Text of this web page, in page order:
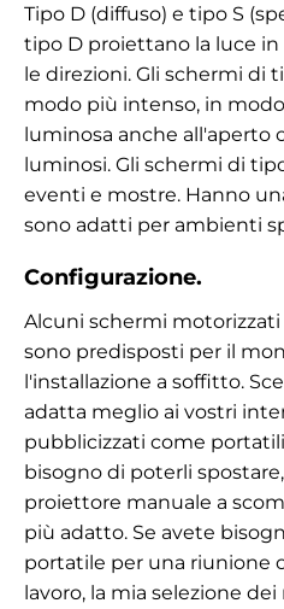
Tipo D (diffuso) e tipo S
tipo D proiettano la luce
le direzioni. Gli schermi di
modo più intenso, in
luminosa anche all'aperto
luminosi. Gli schermi di
eventi e mostre. Hanno
sono adatti per ambienti
Configurazione.
Alcuni schermi
sono predisposti per il
l'installazione a soffitto.
adatta meglio ai vostri
pubblicizzati come
bisogno di poterli
proiettore manuale a
più adatto. Se avete
portatile per una riunione
lavoro, la mia selezione